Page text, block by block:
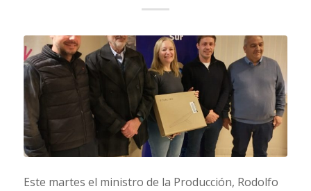
Este martes el ministro de la Producción, Rodolfo